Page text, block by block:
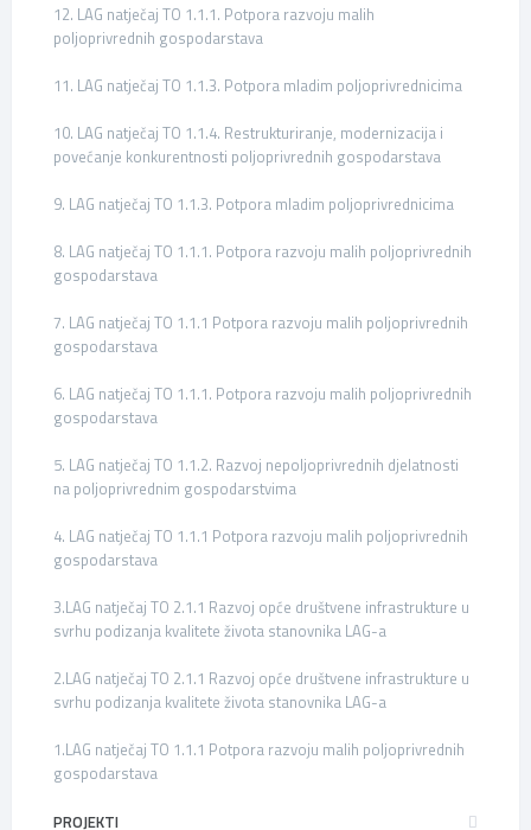
12. LAG natječaj TO 1.1.1. Potpora razvoju malih
poljoprivrednih gospodarstava
11. LAG natječaj TO 1.1.3. Potpora mladim poljoprivrednicima
10. LAG natječaj TO 1.1.4. Restrukturiranje, modernizacija i
povećanje konkurentnosti poljoprivrednih gospodarstava
9. LAG natječaj TO 1.1.3. Potpora mladim poljoprivrednicima
8. LAG natječaj TO 1.1.1. Potpora razvoju malih poljoprivrednih
gospodarstava
7. LAG natječaj TO 1.1.1 Potpora razvoju malih poljoprivrednih
gospodarstava
6. LAG natječaj TO 1.1.1. Potpora razvoju malih poljoprivrednih
gospodarstava
5. LAG natječaj TO 1.1.2. Razvoj nepoljoprivrednih djelatnosti
na poljoprivrednim gospodarstvima
4. LAG natječaj TO 1.1.1 Potpora razvoju malih poljoprivrednih
gospodarstava
3.LAG natječaj TO 2.1.1 Razvoj opće društvene infrastrukture u
svrhu podizanja kvalitete života stanovnika LAG-a
2.LAG natječaj TO 2.1.1 Razvoj opće društvene infrastrukture u
svrhu podizanja kvalitete života stanovnika LAG-a
1.LAG natječaj TO 1.1.1 Potpora razvoju malih poljoprivrednih
gospodarstava
PROJEKTI